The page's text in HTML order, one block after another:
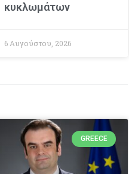
κυκλωμάτων
6 Αυγούστου, 2026
GREECE